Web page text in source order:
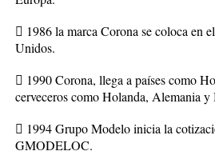
 1986 la marca Corona se coloca en
Unidos.
 1990 Corona, llega a países como
cerveceros como Holanda, Alemania y
 1994 Grupo Modelo inicia la
GMODELOC.